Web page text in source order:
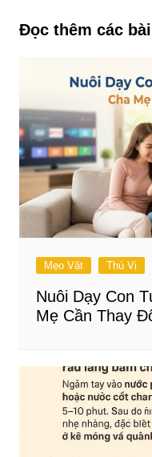
bài
viết
Đọc thêm các
Mẹo Vặt Thú Vị
Nuôi Dạy Con
Mẹ Cần Thay